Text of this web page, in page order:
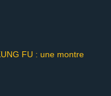
FU : une montre